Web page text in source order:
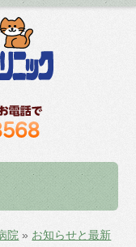
院 » お知らせと最新